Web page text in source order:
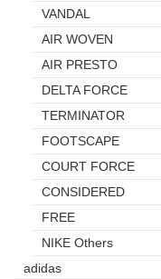
VANDAL
AIR WOVEN
AIR PRESTO
DELTA FORCE
TERMINATOR
FOOTSCAPE
COURT FORCE
CONSIDERED
FREE
NIKE Others
adidas